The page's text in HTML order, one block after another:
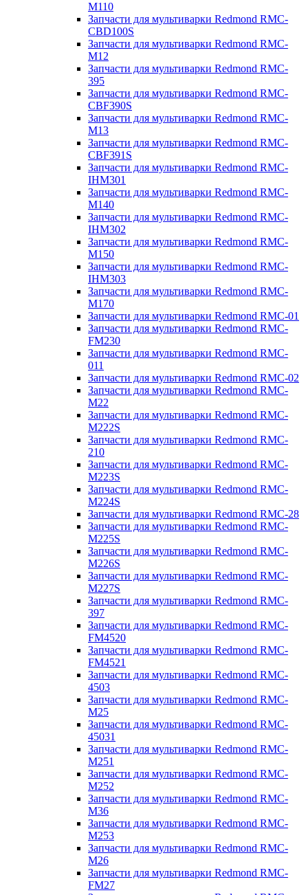
M110
Запчасти для мультиварки Redmond RMC-
CBD100S
Запчасти для мультиварки Redmond RMC-
M12
Запчасти для мультиварки Redmond RMC-
395
Запчасти для мультиварки Redmond RMC-
CBF390S
Запчасти для мультиварки Redmond RMC-
M13
Запчасти для мультиварки Redmond RMC-
CBF391S
Запчасти для мультиварки Redmond RMC-
IHM301
Запчасти для мультиварки Redmond RMC-
M140
Запчасти для мультиварки Redmond RMC-
IHM302
Запчасти для мультиварки Redmond RMC-
M150
Запчасти для мультиварки Redmond RMC-
IHM303
Запчасти для мультиварки Redmond RMC-
M170
Запчасти для мультиварки Redmond RMC-01
Запчасти для мультиварки Redmond RMC-
FM230
Запчасти для мультиварки Redmond RMC-
011
Запчасти для мультиварки Redmond RMC-02
Запчасти для мультиварки Redmond RMC-
M22
Запчасти для мультиварки Redmond RMC-
M222S
Запчасти для мультиварки Redmond RMC-
210
Запчасти для мультиварки Redmond RMC-
M223S
Запчасти для мультиварки Redmond RMC-
M224S
Запчасти для мультиварки Redmond RMC-28
Запчасти для мультиварки Redmond RMC-
M225S
Запчасти для мультиварки Redmond RMC-
M226S
Запчасти для мультиварки Redmond RMC-
M227S
Запчасти для мультиварки Redmond RMC-
397
Запчасти для мультиварки Redmond RMC-
FM4520
Запчасти для мультиварки Redmond RMC-
FM4521
Запчасти для мультиварки Redmond RMC-
4503
Запчасти для мультиварки Redmond RMC-
M25
Запчасти для мультиварки Redmond RMC-
45031
Запчасти для мультиварки Redmond RMC-
M251
Запчасти для мультиварки Redmond RMC-
M252
Запчасти для мультиварки Redmond RMC-
M36
Запчасти для мультиварки Redmond RMC-
M253
Запчасти для мультиварки Redmond RMC-
M26
Запчасти для мультиварки Redmond RMC-
FM27